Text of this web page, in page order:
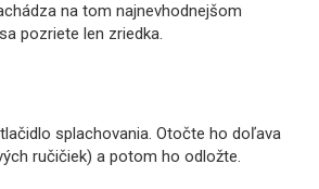
na tom najnevhodnejšom
pozriete len zriedka.
splachovania. Otočte ho doľava
ručičiek) a potom ho odložte.